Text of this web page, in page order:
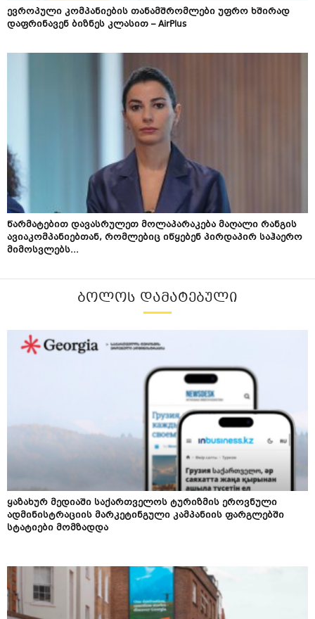
ევროპული კომპანიების თანამშრომლები უფრო ხშირად
დაფრინავენ ბიზნეს კლასით – AirPlus
წარმატებით დავასრულეთ მოლაპარაკება მაღალი რანგის
ავიაკომპანიებთან, რომლებიც იწყებენ პირდაპირ საჰაერო
მიმოსვლებს...
ᲑᲝᲚᲝᲡ ᲓᲐᲛᲐᲢᲔᲑᲣᲚᲘ
ყაზახურ მედიაში საქართველოს ტურიზმის ეროვნული
ადმინისტრაციის მარკეტინგული კამპანიის ფარგლებში
სტატიები მომზადდა